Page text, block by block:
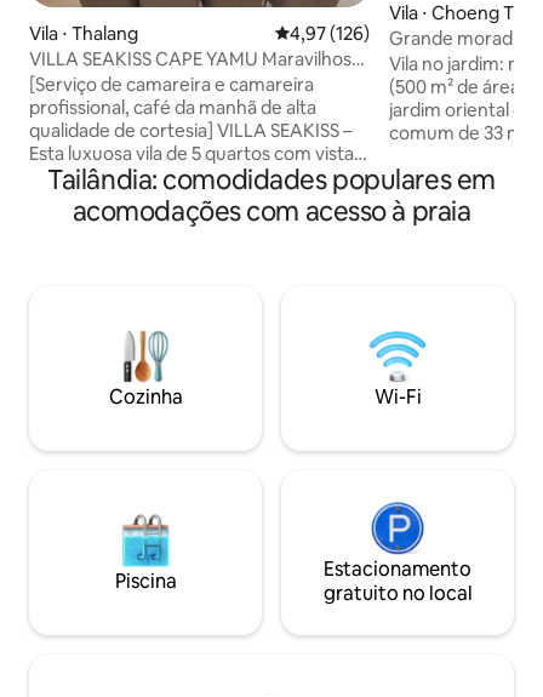
Vila ⋅ Thalang 4,97 de uma avaliação média de
4,97 (126)
VILLA SEAKISS CAPE YAMU Maravilhosa
Vila com Vista para o Mar, Café da Manhã
Incluído, Empregada e Mordomo
[Serviço de camareira e camareira
profissional, café da manhã de alta
qualidade de cortesia] VILLA SEAKISS –
Esta luxuosa vila de 5 quartos com vista
para o mar está localizada em Cape
Yamu, um dos locais mais prestigiados
de Phuket, com vista para o sereno Mar
quais têm camas queen size, o 5º
consiste em duas camas de solteiro.A
vila usa a mesma roupa de cama e
produtos de higiene pessoal que um
qualificado que fornece um café da
tailandeses, chineses e ocidentais, bem
como serviços de almoço e jantar
(cobrado por pessoa).A vila tem uma
máquina automática de mahjong, TV a
para crianças.Nossa governanta é
Vila ⋅ Choeng
Grande moradia
enorme.
Vila no jardim:
(500 m² de área
jardim oriental
comum de 33 m e
quartos com
para famílias.
terraços com
nível, como o
e o Carpe Diem.
tailandês
Tailândia: comodidades populares em
acomodações com acesso à praia
Cozinha Wi-Fi
Piscina
Estacionamento
gratuito no local